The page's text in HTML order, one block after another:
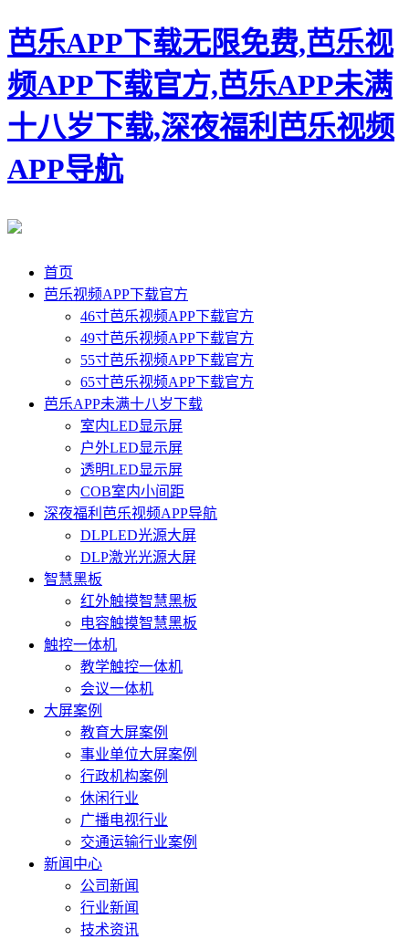
芭乐APP下载无限免费,芭乐视
频APP下载官方,芭乐APP未满
十八岁下载,深夜福利芭乐视频
APP导航
首页
芭乐视频APP下载官方
46寸芭乐视频APP下载官方
49寸芭乐视频APP下载官方
55寸芭乐视频APP下载官方
65寸芭乐视频APP下载官方
芭乐APP未满十八岁下载
室内LED显示屏
户外LED显示屏
透明LED显示屏
COB室内小间距
深夜福利芭乐视频APP导航
DLPLED光源大屏
DLP激光光源大屏
智慧黑板
红外触摸智慧黑板
电容触摸智慧黑板
触控一体机
教学触控一体机
会议一体机
大屏案例
教育大屏案例
事业单位大屏案例
行政机构案例
休闲行业
广播电视行业
交通运输行业案例
新闻中心
公司新闻
行业新闻
技术资讯